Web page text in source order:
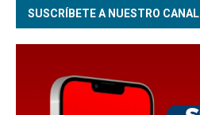
SUSCRÍBETE A NUESTRO CANAL